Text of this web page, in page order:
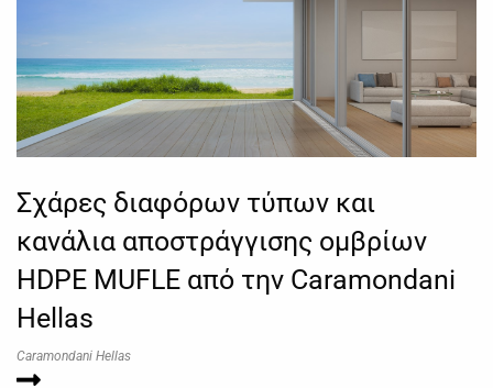
Σχάρες διαφόρων τύπων και
κανάλια αποστράγγισης ομβρίων
HDPE MUFLE από την Caramondani
Hellas
Caramondani Hellas